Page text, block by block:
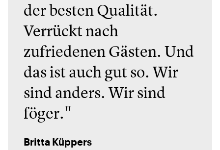
der besten Qualität.
Verrückt nach
zufriedenen Gästen. Und
das ist auch gut so. Wir
sind anders. Wir sind
föger."
Britta Küppers